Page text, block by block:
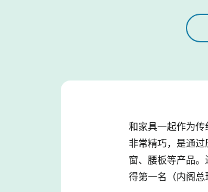
和家具一起作为
非常精巧，是通
窗、腰板等产品
得第一名（内阁总